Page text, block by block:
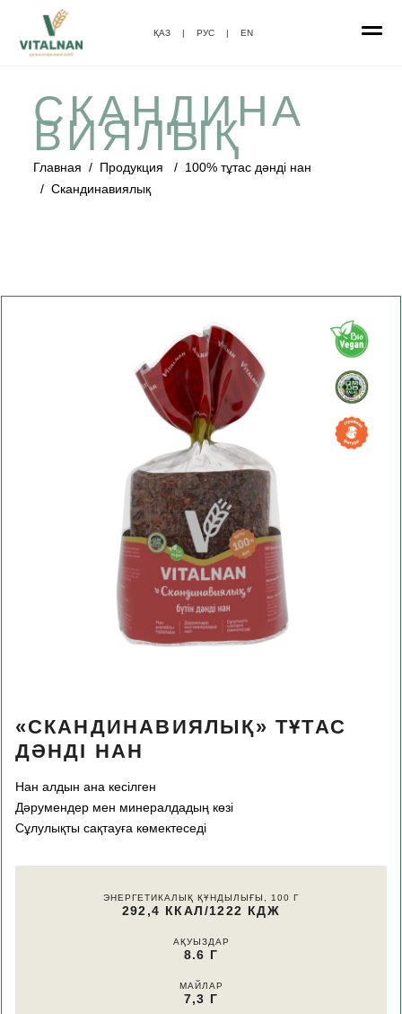
ҚАЗ | РУС | EN
СКАНДИНА
ВИЯЛЫҚ
Главная / Продукция / 100% тұтас дәнді нан
/ Скандинавиялық
«СКАНДИНАВИЯЛЫҚ» ТҰТАС
ДӘНДІ НАН
Нан алдын ана кесілген
Дәрумендер мен минералдадың көзі
Сұлулықты сақтауға көмектеседі
ЭНЕРГЕТИКАЛЫҚ ҚҰНДЫЛЫҒЫ, 100 Г
292,4 ККАЛ/1222 КДЖ
АҚУЫЗДАР
8.6 Г
МАЙЛАР
7,3 Г